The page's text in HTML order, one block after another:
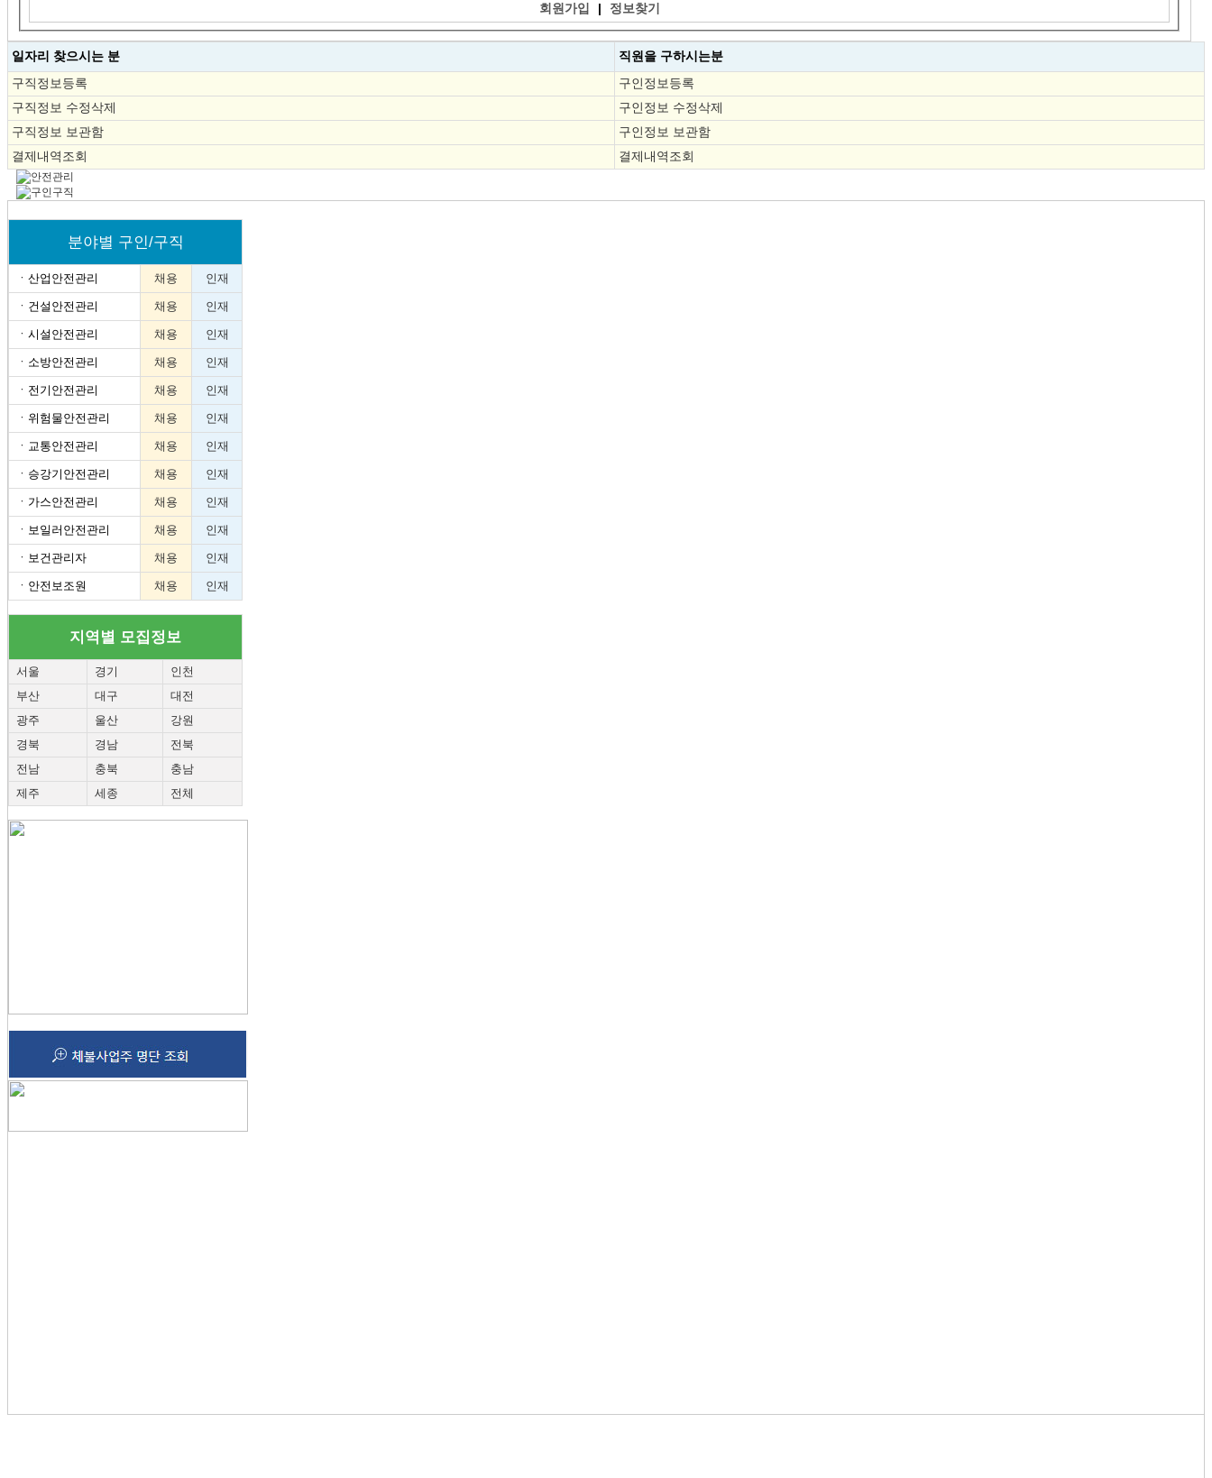
회원가입 | 정보찾기
일자리 찾으시는 분 직원을 구하시는분
구직정보등록
구인정보등록
구직정보 수정삭제
구인정보 수정삭제
구직정보 보관함
구인정보 보관함
결제내역조회
결제내역조회
분야별 구인/구직
ㆍ 산업안전관리 채용 인재
ㆍ 건설안전관리 채용 인재
ㆍ 시설안전관리 채용 인재
ㆍ 소방안전관리 채용 인재
ㆍ 전기안전관리 채용 인재
ㆍ 위험물안전관리 채용 인재
ㆍ 교통안전관리 채용 인재
ㆍ 승강기안전관리 채용 인재
ㆍ 가스안전관리 채용 인재
ㆍ 보일러안전관리 채용 인재
ㆍ 보건관리자 채용 인재
ㆍ 안전보조원 채용 인재
지역별 모집정보
서울 경기
인천
부산
대구
대전
광주
울산
강원
경북
경남
전북
전남
충북
충남
제주
세종 전체